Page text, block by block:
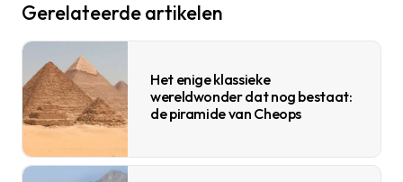
Gerelateerde artikelen
Het enige klassieke
wereldwonder dat nog bestaat:
de piramide van Cheops